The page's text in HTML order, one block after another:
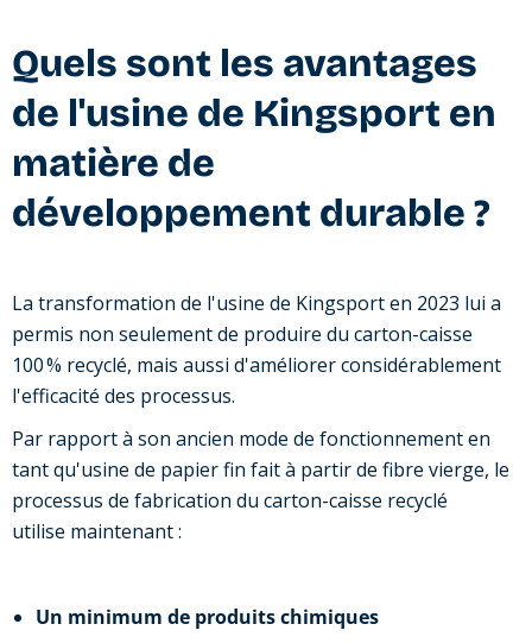
Quels sont les avantages
de l'usine de Kingsport en
matière de
développement durable ?
La transformation de l'usine de Kingsport en 2023 lui a
permis non seulement de produire du carton-caisse
100 % recyclé, mais aussi d'améliorer considérablement
l'efficacité des processus.
Par rapport à son ancien mode de fonctionnement en
tant qu'usine de papier fin fait à partir de fibre vierge, le
processus de fabrication du carton-caisse recyclé
utilise maintenant :
Un minimum de produits chimiques